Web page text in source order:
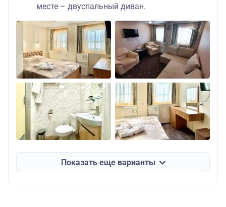
месте – двуспальный диван.
Показать еще варианты